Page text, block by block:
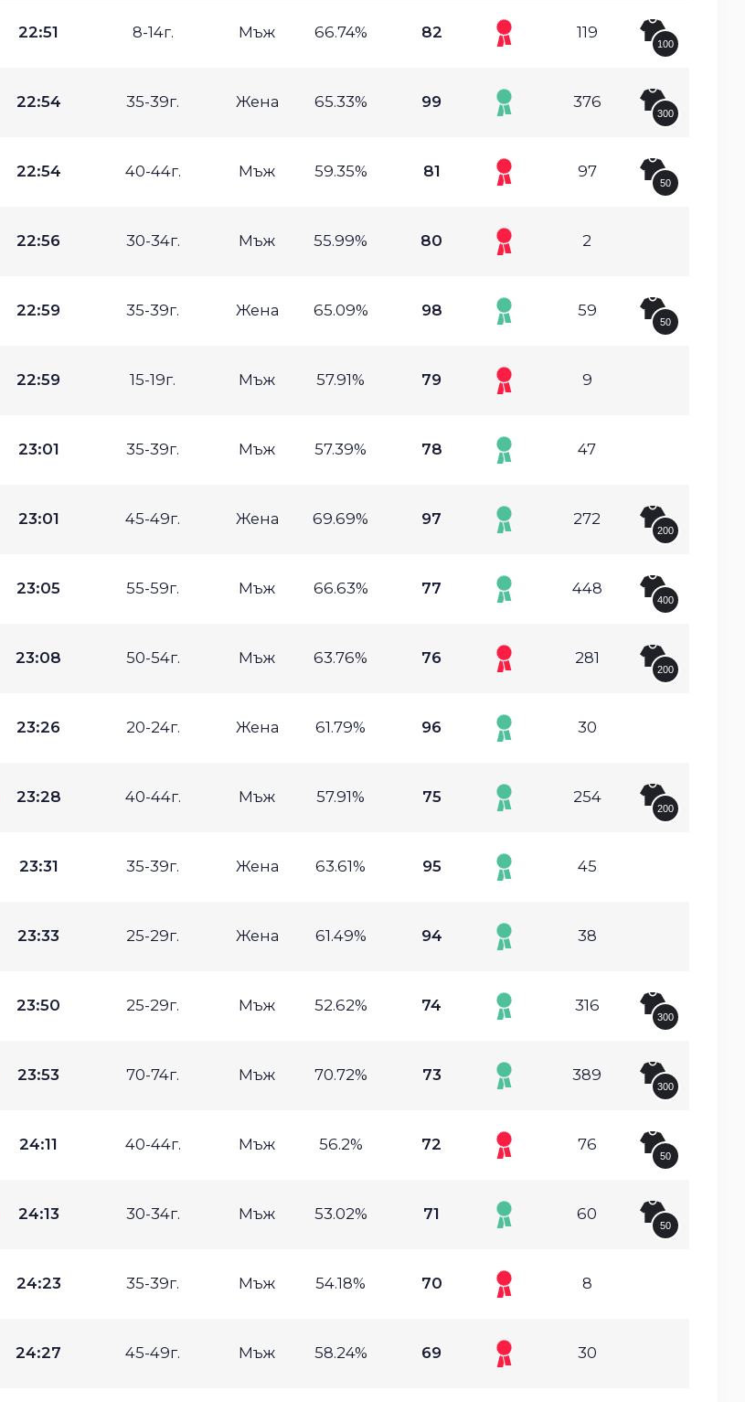
22:51 8-14г. Мъж 66.74% 82 119
100
22:54 35-39г. Жена 65.33% 99 376
300
22:54 40-44г. Мъж 59.35% 81 97
50
22:56 30-34г. Мъж 55.99% 80 2
22:59 35-39г. Жена 65.09% 98 59
50
22:59 15-19г. Мъж 57.91% 79 9
23:01 35-39г. Мъж 57.39% 78 47
23:01 45-49г. Жена 69.69% 97 272
200
23:05 55-59г. Мъж 66.63% 77 448
400
23:08 50-54г. Мъж 63.76% 76 281
200
23:26 20-24г. Жена 61.79% 96 30
23:28 40-44г. Мъж 57.91% 75 254
200
23:31 35-39г. Жена 63.61% 95 45
23:33 25-29г. Жена 61.49% 94 38
23:50 25-29г. Мъж 52.62% 74 316
300
23:53 70-74г. Мъж 70.72% 73 389
300
24:11 40-44г. Мъж 56.2% 72 76
50
24:13 30-34г. Мъж 53.02% 71 60
50
24:23 35-39г. Мъж 54.18% 70 8
24:27 45-49г. Мъж 58.24% 69 30